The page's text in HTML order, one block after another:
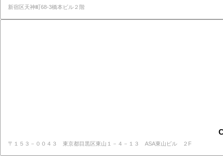
新宿区天神町68-3橋本ビル２階
〒１５３－００４３ 東京都目黒区東山１－４－１３ ASA東山ビル ２F